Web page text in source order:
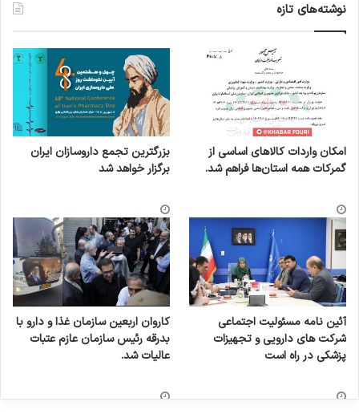
نوشته‌های تازه
امکان واردات کالاهای اساسی از
گمرکات همه استان‌ها فراهم شد.
بزرگترین تجمع داروسازان ایران
برگزار خواهد شد
آئین نامه مسئولیت اجتماعی
شرکت های دارویی و تجهیزات
پزشکی در راه است
کاروان اربعین سازمان غذا و دارو با
بدرقه رئیس سازمان عازم عتبات
عالیات شد.